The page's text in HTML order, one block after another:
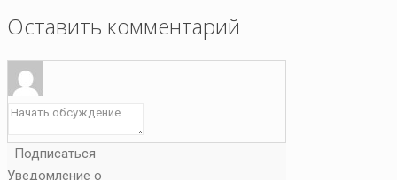
Оставить комментарий
Подписаться
Уведомление о